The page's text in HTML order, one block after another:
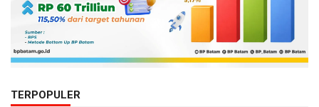
TERPOPULER